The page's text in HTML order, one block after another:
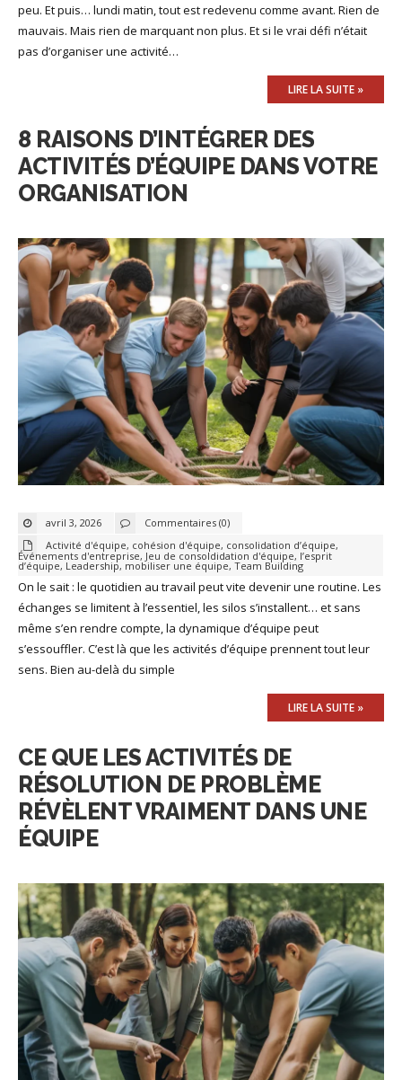
peu. Et puis… lundi matin, tout est redevenu comme avant. Rien de
mauvais. Mais rien de marquant non plus. Et si le vrai défi n’était
pas d’organiser une activité…
LIRE LA SUITE »
8 RAISONS D’INTÉGRER DES
ACTIVITÉS D’ÉQUIPE DANS VOTRE
ORGANISATION
avril 3, 2026
Commentaires (0)
Activité d'équipe, cohésion d'équipe, consolidation d’équipe,
Événements d'entreprise, Jeu de consoldidation d'équipe, l’esprit
d’équipe, Leadership, mobiliser une équipe, Team Building
On le sait : le quotidien au travail peut vite devenir une routine. Les
échanges se limitent à l’essentiel, les silos s’installent… et sans
même s’en rendre compte, la dynamique d’équipe peut
s’essouffler. C’est là que les activités d’équipe prennent tout leur
sens. Bien au-delà du simple
LIRE LA SUITE »
CE QUE LES ACTIVITÉS DE
RÉSOLUTION DE PROBLÈME
RÉVÈLENT VRAIMENT DANS UNE
ÉQUIPE